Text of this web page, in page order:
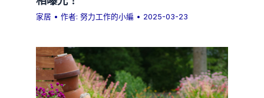
家居 • 作者:努力工作的小編 • 2025-03-23